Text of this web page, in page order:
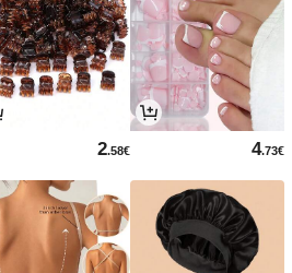
4.73€
2.58€